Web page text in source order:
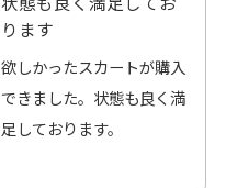
ります
欲しかったスカートが購入
できました。状態も良く満
足しております。